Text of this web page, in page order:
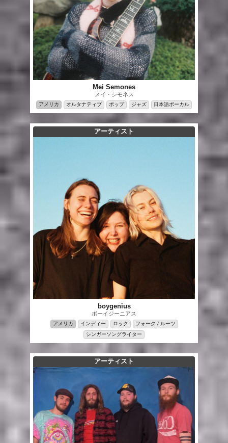
Mei Semones
メイ・シモネス
アメリカ オルタナティブ ポップ ジャズ 日本語ボーカル
アーティスト
boygenius
ボーイジーニアス
アメリカ インディー ロック
フォーク / ルーツ
シンガーソングライター
アーティスト